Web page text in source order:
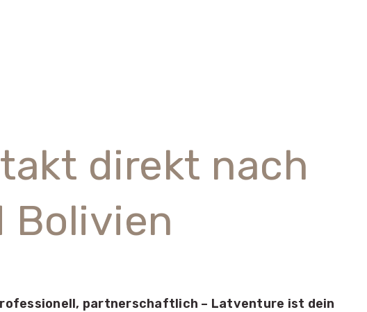
direkt nach
Bolivien
partnerschaftlich – Latventure ist dein